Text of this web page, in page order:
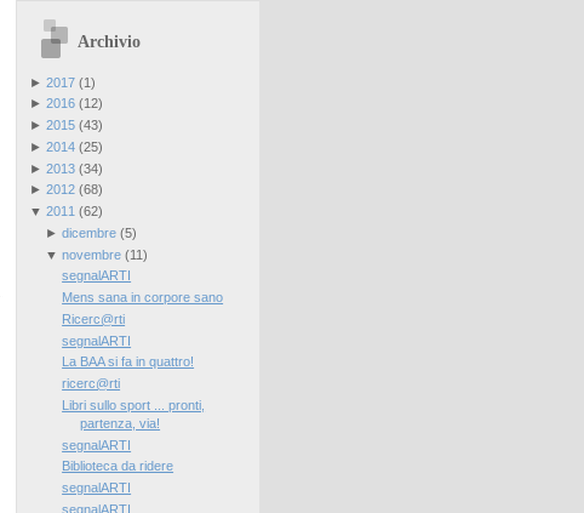
Archivio
► 2017(1)
► 2016(12)
► 2015(43)
► 2014(25)
► 2013(34)
► 2012(68)
▼ 2011 (62)
► dicembre(5)
▼ novembre(11)
segnalARTI
Mens sana in corpore sano
Ricerc@rti
segnalARTI
La BAA si fa in quattro!
ricerc@rti
Libri sullo sport ... pronti,
partenza, via!
segnalARTI
Biblioteca da ridere
segnalARTI
segnalARTI